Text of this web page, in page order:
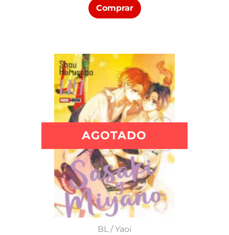
Comprar
AGOTADO
BL / Yaoi